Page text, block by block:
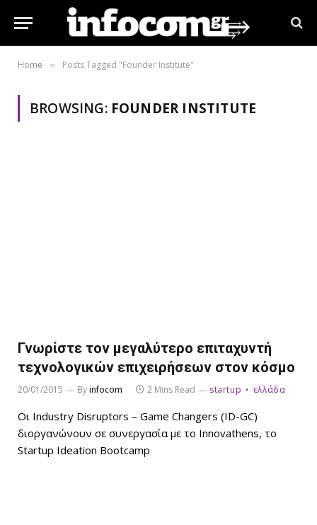
Home » Posts Tagged "Founder Institute"
BROWSING: FOUNDER INSTITUTE
Γνωρίστε τον μεγαλύτερο επιταχυντή
τεχνολογικών επιχειρήσεων στον κόσμο
20/01/2015 Byinfocom 2 Mins Read startup ελλάδα
Οι Industry Disruptors – Game Changers (ID-GC)
διοργανώνουν σε συνεργασία με το Innovathens, το
Startup Ideation Bootcamp